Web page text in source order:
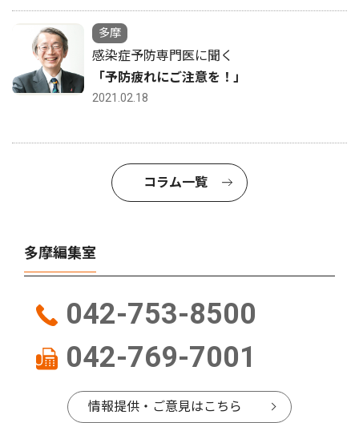
多摩
感染症予防専門医に聞く
「予防疲れにご注意を！」
2021.02.18
コラム一覧
多摩編集室
042-753-8500
042-769-7001
情報提供・ご意見はこちら